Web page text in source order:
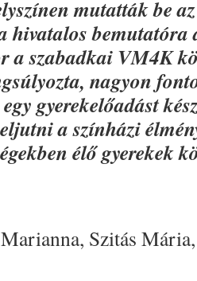
mutatták be
hivatalos bemutatóra
a szabadkai VM4K
nagyon
gyerekelőadást
a színházi
élő gyerekek